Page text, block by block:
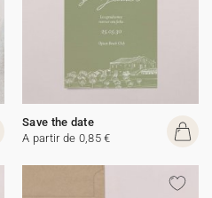
Save the date
A partir de 0,85 €